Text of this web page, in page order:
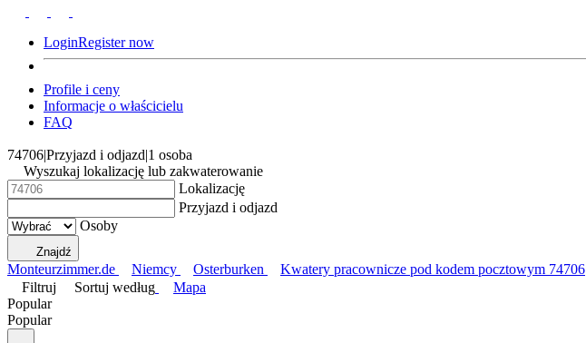
LoginRegister now
Profile i ceny
Informacje o właścicielu
FAQ
74706|Przyjazd i odjazd|1 osoba
Wyszukaj lokalizację lub zakwaterowanie
Lokalizację
Przyjazd i odjazd
Osoby
Znajdź
Monteurzimmer.de Niemcy Osterburken
Kwatery pracownicze pod kodem pocztowym 74706
Filtruj
Sortuj według
Mapa
Popular
Popular